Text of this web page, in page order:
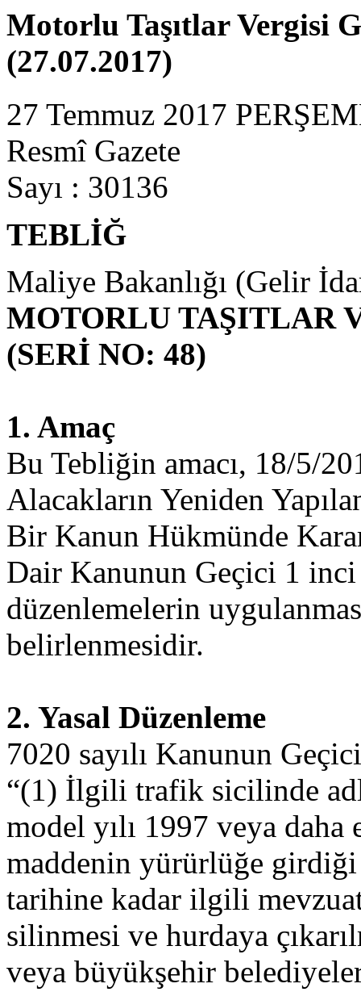
Motorlu Taşıtlar Vergisi
(27.07.2017)
27 Temmuz 2017
Resmî Gazete
Sayı : 30136
TEBLİĞ
Maliye Bakanlığı (Gelir
MOTORLU TAŞITLAR
(SERİ NO: 48)
1. Amaç
Bu Tebliğin amacı, 18/5/
Alacakların Yeniden
Bir Kanun Hükmünde
Dair Kanunun Geçici 1
düzenlemelerin
belirlenmesidir.
2. Yasal Düzenleme
7020 sayılı Kanunun
“(1) İlgili trafik sicilinde
model yılı 1997 veya daha
maddenin yürürlüğe
tarihine kadar ilgili
silinmesi ve hurdaya
veya büyükşehir